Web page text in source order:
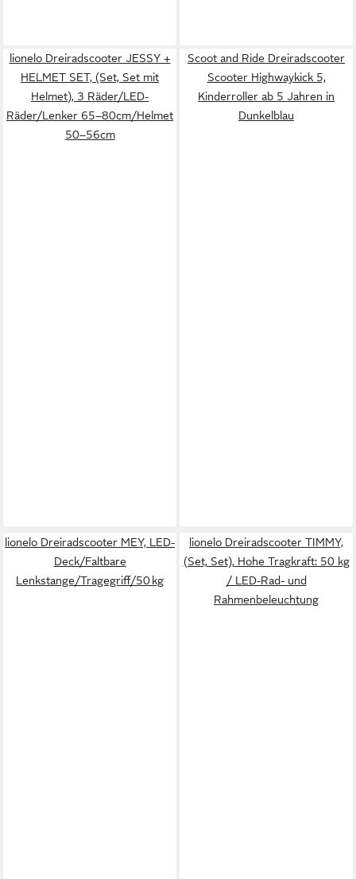
lionelo Dreiradscooter JESSY +
HELMET SET, (Set, Set mit
Helmet), 3 Räder/LED-
Räder/Lenker 65–80cm/Helmet
50–56cm
Scoot and Ride Dreiradscooter
Scooter Highwaykick 5,
Kinderroller ab 5 Jahren in
Dunkelblau
lionelo Dreiradscooter MEY, LED-
Deck/Faltbare
Lenkstange/Tragegriff/50 kg
lionelo Dreiradscooter TIMMY,
(Set, Set), Hohe Tragkraft: 50 kg
/ LED-Rad- und
Rahmenbeleuchtung